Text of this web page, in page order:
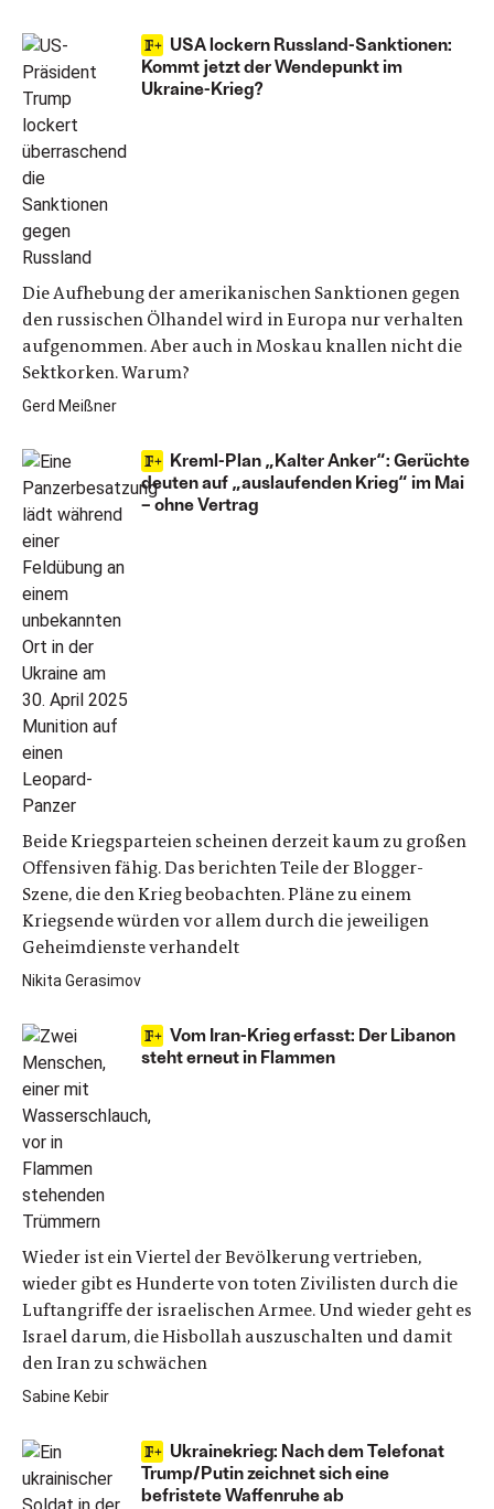
USA lockern Russland-Sanktionen:
Kommt jetzt der Wendepunkt im
Ukraine-Krieg?
Die Aufhebung der amerikanischen Sanktionen gegen
den russischen Ölhandel wird in Europa nur verhalten
aufgenommen. Aber auch in Moskau knallen nicht die
Sektkorken. Warum?
Gerd Meißner
Kreml-Plan „Kalter Anker“: Gerüchte
deuten auf „auslaufenden Krieg“ im Mai
– ohne Vertrag
Beide Kriegsparteien scheinen derzeit kaum zu großen
Offensiven fähig. Das berichten Teile der Blogger-
Szene, die den Krieg beobachten. Pläne zu einem
Kriegsende würden vor allem durch die jeweiligen
Geheimdienste verhandelt
Nikita Gerasimov
Vom Iran-Krieg erfasst: Der Libanon
steht erneut in Flammen
Wieder ist ein Viertel der Bevölkerung vertrieben,
wieder gibt es Hunderte von toten Zivilisten durch die
Luftangriffe der israelischen Armee. Und wieder geht es
Israel darum, die Hisbollah auszuschalten und damit
den Iran zu schwächen
Sabine Kebir
Ukrainekrieg: Nach dem Telefonat
Trump/Putin zeichnet sich eine
befristete Waffenruhe ab